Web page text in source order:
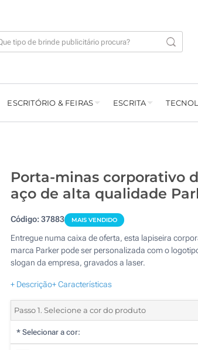
ESCRITÓRIO & FEIRAS ESCRITA
Porta-minas corporativo
aço de alta qualidade
Código:37883 MAIS VENDIDO
Entregue numa caixa de oferta, esta lapiseira
marca Parker pode ser personalizada com o
slogan da empresa, gravados a laser.
+ Descrição+ Características
Passo 1. Selecione a cor do produto
* Selecionar a cor: